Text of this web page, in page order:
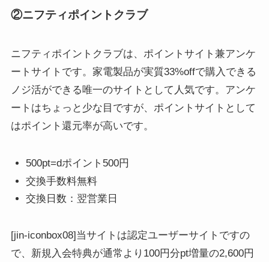
②ニフティポイントクラブ
ニフティポイントクラブは、ポイントサイト兼アンケ
ートサイトです。家電製品が実質33%offで購入できる
ノジ活ができる唯一のサイトとして人気です。アンケ
ートはちょっと少な目ですが、ポイントサイトとして
はポイント還元率が高いです。
500pt=dポイント500円
交換手数料無料
交換日数：翌営業日
[jin-iconbox08]当サイトは認定ユーザーサイトですの
で、新規入会特典が通常より100円分pt増量の2,600円